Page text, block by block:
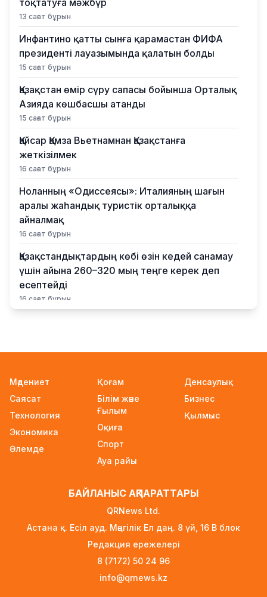
тоқтатуға мәжбүр
13 сағат бұрын
Инфантино қатты сынға қарамастан ФИФА
президенті лауазымында қалатын болды
15 сағат бұрын
Қазақстан өмір сүру сапасы бойынша Орталық
Азияда көшбасшы атанды
15 сағат бұрын
Қайсар Қамза Вьетнамнан Қазақстанға
жеткізілмек
16 сағат бұрын
Ноланның «Одиссеясы»: Италияның шағын
аралы жаһандық туристік орталыққа
айналмақ
16 сағат бұрын
Қазақстандықтардың көбі өзін кедей санамау
үшін айына 260–320 мың теңге керек деп
есептейді
16 сағат бұрын
талаптар қатаңдатылды
Wildberries қоймаларын Қазақстанға көшіру
туралы ақпаратқа жауап берді
17 сағат бұрын
2027 жылы Астанада УЕФА президенті
сайланады
Білім гранттарының иегерлері 7 тамызда
Тоқаев «Бәйтерек» холдингінің басшысына
баспананың қолжетімділігін арттыруды
Мәдениет
Саясат
Технология
Экономика
Әлемде
Қоғам
Білім және
Ғылым
Оқиға
Спорт
Ауа райы
Денсаулық
Бизнес
Қылмыс
БАЙЛАНЫС АҚПАРАТТАРЫ
QRNews Ltd.
Астана қ. Есіл ауд. Мәңгілік Ел даң. 8 үй, 16 B блок
Редакция ережелері
8 (7172) 50 24 96
info@qrnews.kz